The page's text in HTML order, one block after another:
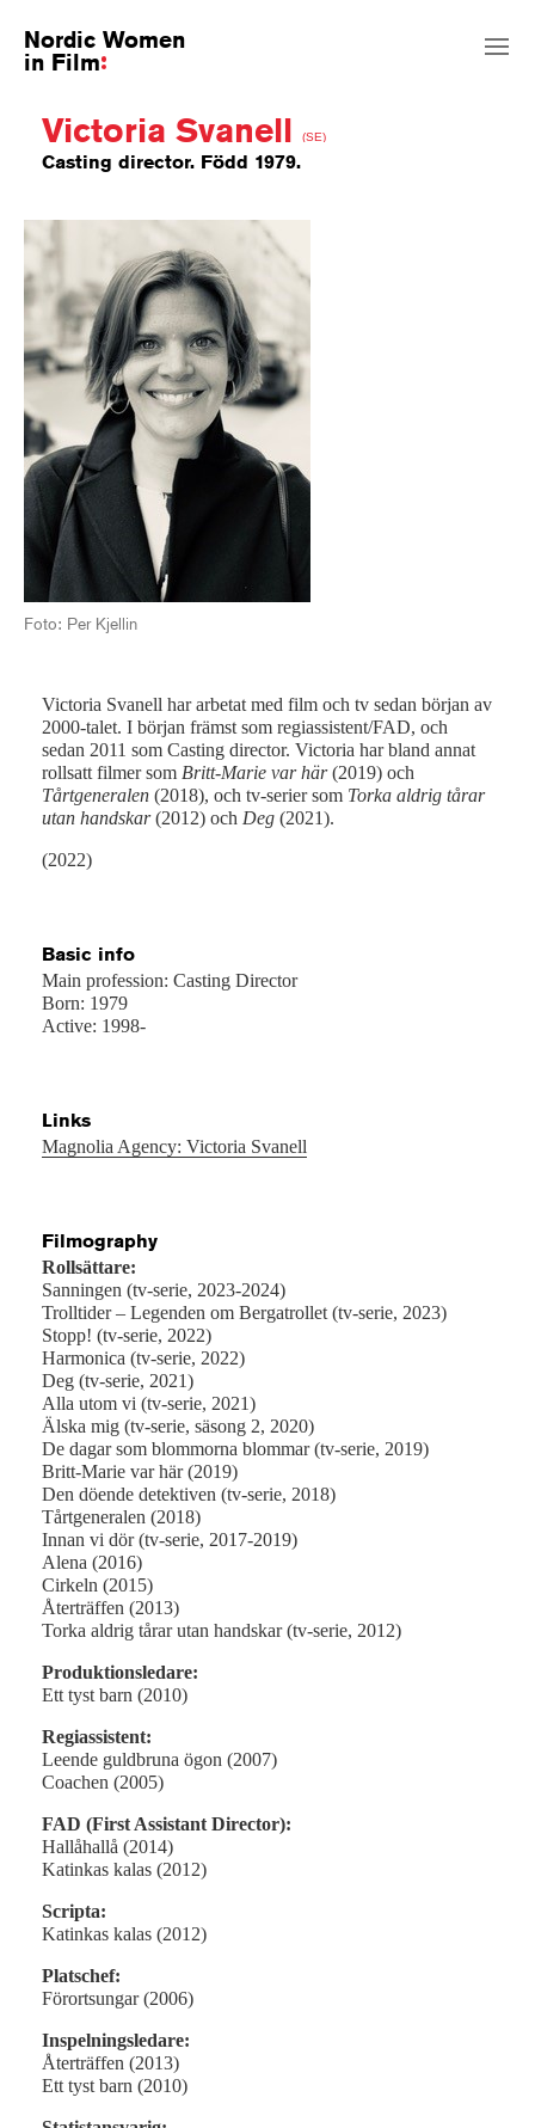
Nordic Women
in Film
Victoria Svanell (SE)
Casting director. Född 1979.
Foto: Per Kjellin
Victoria Svanell har arbetat med film och tv sedan början av
2000-talet. I början främst som regiassistent/FAD, och
sedan 2011 som Casting director. Victoria har bland annat
rollsatt filmer som Britt-Marie var här(2019) och
Tårtgeneralen (2018), och tv-serier som Torka aldrig tårar
utan handskar(2012) och Deg (2021).
(2022)
Basic info
Main profession: Casting Director
Born: 1979
Active: 1998-
Links
Magnolia Agency: Victoria Svanell
Filmography
Rollsättare:
Sanningen (tv-serie, 2023-2024)
Trolltider – Legenden om Bergatrollet (tv-serie, 2023)
Stopp! (tv-serie, 2022)
Harmonica (tv-serie, 2022)
Deg (tv-serie, 2021)
Alla utom vi (tv-serie, 2021)
Älska mig (tv-serie, säsong 2, 2020)
De dagar som blommorna blommar (tv-serie, 2019)
Britt-Marie var här (2019)
Den döende detektiven (tv-serie, 2018)
Tårtgeneralen (2018)
Innan vi dör (tv-serie, 2017-2019)
Alena (2016)
Cirkeln (2015)
Återträffen (2013)
Torka aldrig tårar utan handskar (tv-serie, 2012)
Produktionsledare:
Ett tyst barn (2010)
Regiassistent:
Leende guldbruna ögon (2007)
Coachen (2005)
FAD (First Assistant Director):
Hallåhallå (2014)
Katinkas kalas (2012)
Scripta:
Katinkas kalas (2012)
Platschef:
Förortsungar (2006)
Inspelningsledare:
Återträffen (2013)
Ett tyst barn (2010)